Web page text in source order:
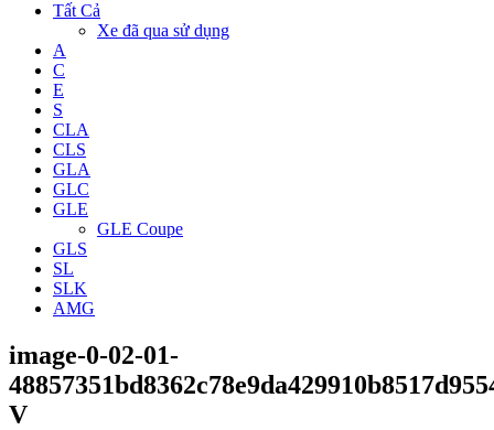
Tất Cả
Xe đã qua sử dụng
A
C
E
S
CLA
CLS
GLA
GLC
GLE
GLE Coupe
GLS
SL
SLK
AMG
image-0-02-01-
V